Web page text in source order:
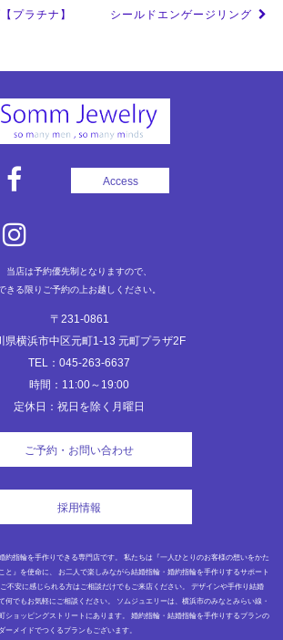
プラチナ】 シールドエンゲージリング
Access
当店は予約優先制となりますので、
きる限りご予約の上お越しください。
〒231-0861
県横浜市中区元町1-13 元町プラザ2F
TEL：045-263-6637
時間：11:00～19:00
定休日：祝日を除く月曜日
ご予約・お問い合わせ
採用情報
約指輪を手作りできる専門店です。 私たちは『一人ひとりのお客様の想いをかた
と』を使命に、 お二人で楽しみながら結婚指輪・婚約指輪を手作りするサポート
不安に感じられる方はご相談だけでもご来店ください。 デザインや手作り結婚
何でもお気軽にご相談ください。 ソムジュエリーは、横浜市のみなとみらい線・
ショッピングストリートにあります。 婚約指輪・結婚指輪を手作りするプランの
メイドでつくるプランもございます。